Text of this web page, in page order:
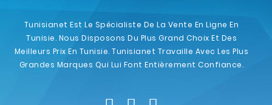
Tunisianet Est Le Spécialiste De La Vente En Ligne En
Tunisie. Nous Disposons Du Plus Grand Choix Et Des
Meilleurs Prix En Tunisie. Tunisianet Travaille Avec Les Plus
Grandes Marques Qui Lui Font Entièrement Confiance.